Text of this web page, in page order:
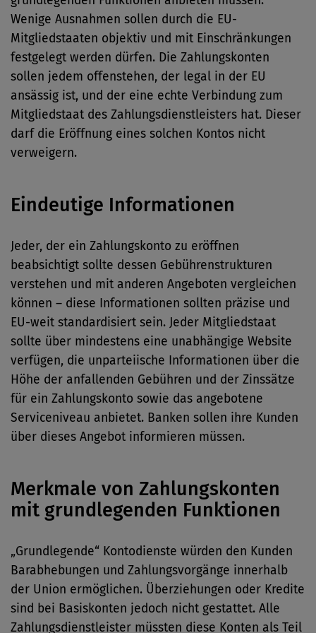
Wenige Ausnahmen sollen durch die EU-
Mitgliedstaaten objektiv und mit Einschränkungen
festgelegt werden dürfen. Die Zahlungskonten
sollen jedem offenstehen, der legal in der EU
ansässig ist, und der eine echte Verbindung zum
Mitgliedstaat des Zahlungsdienstleisters hat. Dieser
darf die Eröffnung eines solchen Kontos nicht
verweigern.
Eindeutige Informationen
Jeder, der ein Zahlungskonto zu eröffnen
beabsichtigt sollte dessen Gebührenstrukturen
verstehen und mit anderen Angeboten vergleichen
können – diese Informationen sollten präzise und
EU-weit standardisiert sein. Jeder Mitgliedstaat
sollte über mindestens eine unabhängige Website
verfügen, die unparteiische Informationen über die
Höhe der anfallenden Gebühren und der Zinssätze
für ein Zahlungskonto sowie das angebotene
Serviceniveau anbietet. Banken sollen ihre Kunden
über dieses Angebot informieren müssen.
Merkmale von Zahlungskonten
mit grundlegenden Funktionen
„Grundlegende“ Kontodienste würden den Kunden
Barabhebungen und Zahlungsvorgänge innerhalb
der Union ermöglichen. Überziehungen oder Kredite
sind bei Basiskonten jedoch nicht gestattet. Alle
Zahlungsdienstleister müssten diese Konten als Teil